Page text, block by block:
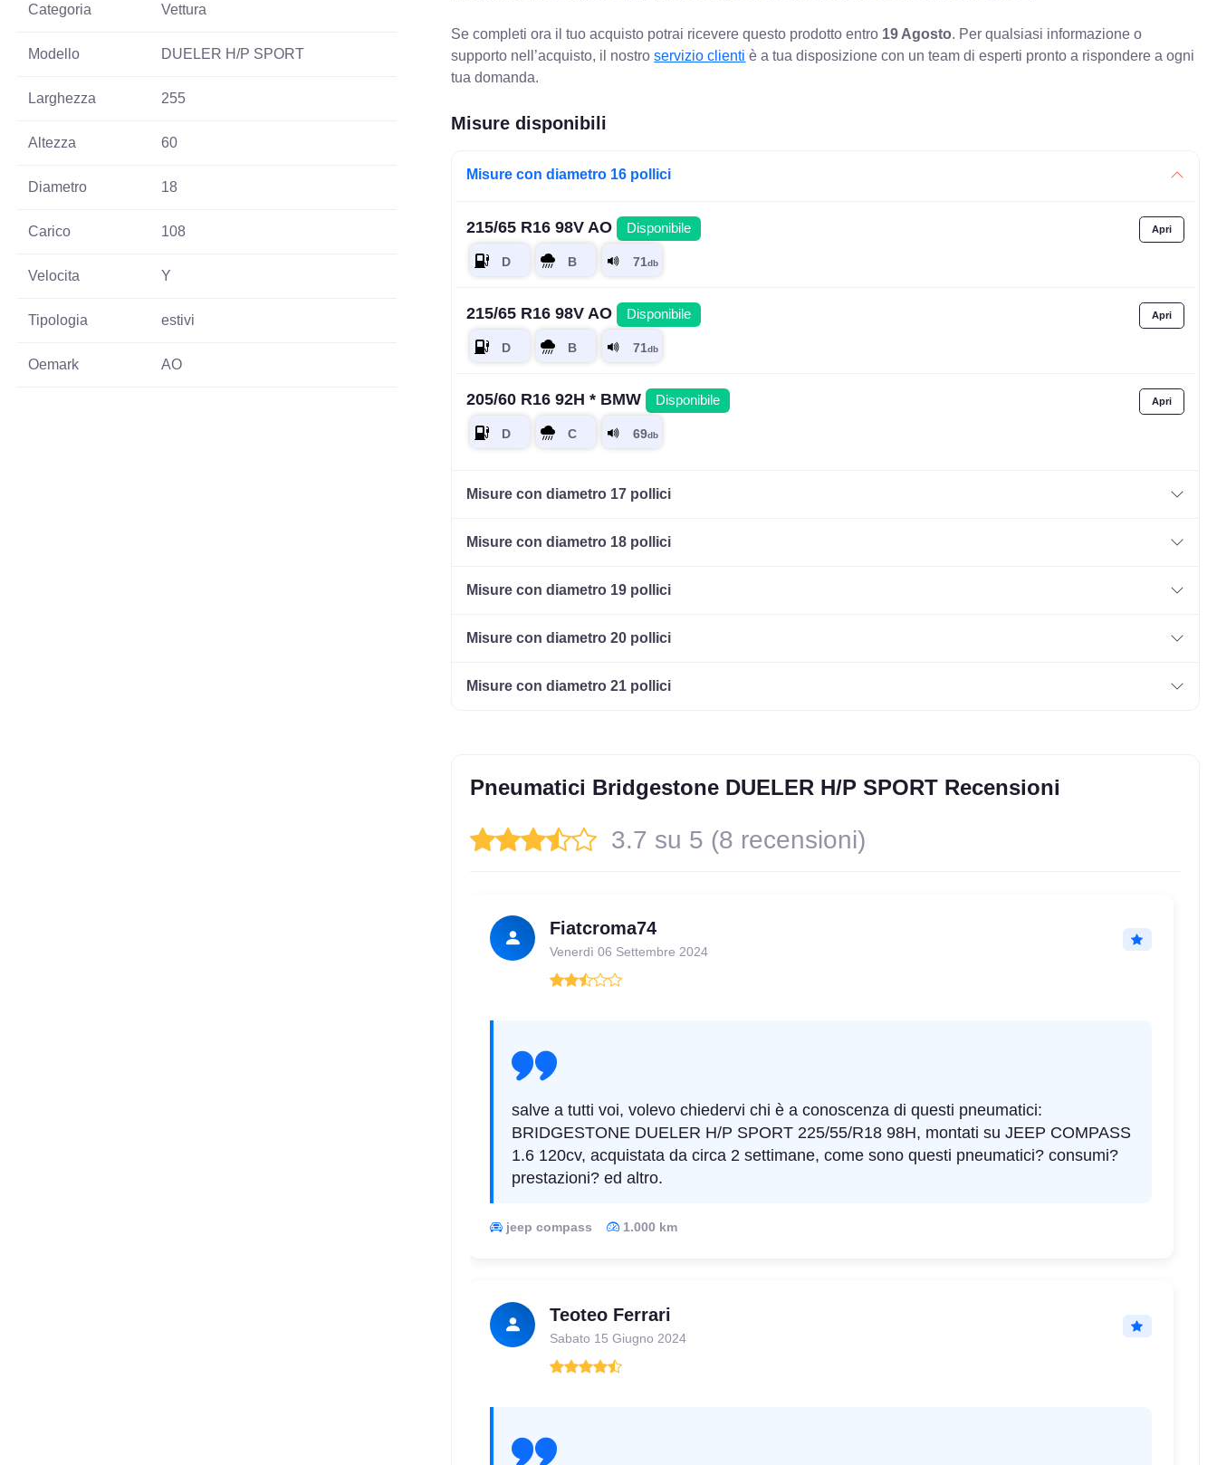
Categoria Vettura
Modello DUELER H/P SPORT
Larghezza 255
Altezza 60
Diametro 18
Carico 108
Velocita Y
Tipologia estivi
Oemark AO
Se completi ora il tuo acquisto potrai ricevere questo prodotto entro 19 Agosto. Per qualsiasi informazione o
supporto nell’acquisto, il nostroservizio clienti è a tua disposizione con un team di esperti pronto a rispondere a ogni
tua domanda.
Misure disponibili
Misure con diametro 16 pollici
215/65 R16 98V AO Disponibile
215/65 R16 98V AO Disponibile
205/60 R16 92H * BMW Disponibile
Misure con diametro 17 pollici
Misure con diametro 18 pollici
Misure con diametro 19 pollici
Misure con diametro 20 pollici
Misure con diametro 21 pollici
Pneumatici Bridgestone DUELER H/P SPORT Recensioni
3.7 su 5 (8 recensioni)
Fiatcroma74
Venerdì 06 Settembre 2024
salve a tutti voi, volevo chiedervi chi è a conoscenza di questi pneumatici:
BRIDGESTONE DUELER H/P SPORT 225/55/R18 98H, montati su JEEP COMPASS
1.6 120cv, acquistata da circa 2 settimane, come sono questi pneumatici? consumi?
prestazioni? ed altro.
jeep compass 1.000 km
Teoteo Ferrari
Sabato 15 Giugno 2024